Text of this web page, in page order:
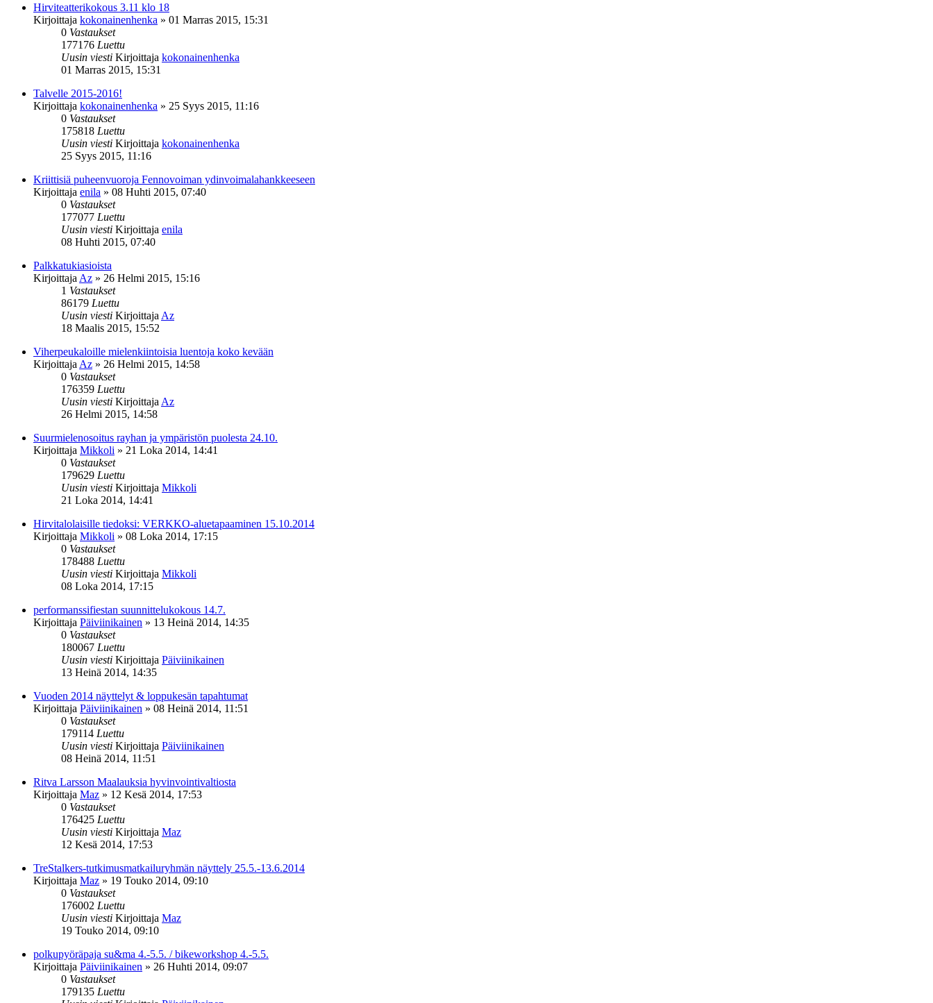
Hirviteatterikokous 3.11 klo 18
Kirjoittaja kokonainenhenka » 01 Marras 2015, 15:31
0 Vastaukset
177176 Luettu
Uusin viesti Kirjoittaja kokonainenhenka
01 Marras 2015, 15:31
Talvelle 2015-2016!
Kirjoittaja kokonainenhenka » 25 Syys 2015, 11:16
0 Vastaukset
175818 Luettu
Uusin viesti Kirjoittaja kokonainenhenka
25 Syys 2015, 11:16
Kriittisiä puheenvuoroja Fennovoiman ydinvoimalahankkeeseen
Kirjoittaja enila » 08 Huhti 2015, 07:40
0 Vastaukset
177077 Luettu
Uusin viesti Kirjoittaja enila
08 Huhti 2015, 07:40
Palkkatukiasioista
Kirjoittaja Az » 26 Helmi 2015, 15:16
1 Vastaukset
86179 Luettu
Uusin viesti Kirjoittaja Az
18 Maalis 2015, 15:52
Viherpeukaloille mielenkiintoisia luentoja koko kevään
Kirjoittaja Az » 26 Helmi 2015, 14:58
0 Vastaukset
176359 Luettu
Uusin viesti Kirjoittaja Az
26 Helmi 2015, 14:58
Suurmielenosoitus rayhan ja ympäristön puolesta 24.10.
Kirjoittaja Mikkoli » 21 Loka 2014, 14:41
0 Vastaukset
179629 Luettu
Uusin viesti Kirjoittaja Mikkoli
21 Loka 2014, 14:41
Hirvitalolaisille tiedoksi: VERKKO-aluetapaaminen 15.10.2014
Kirjoittaja Mikkoli » 08 Loka 2014, 17:15
0 Vastaukset
178488 Luettu
Uusin viesti Kirjoittaja Mikkoli
08 Loka 2014, 17:15
performanssifiestan suunnittelukokous 14.7.
Kirjoittaja Päiviinikainen » 13 Heinä 2014, 14:35
0 Vastaukset
180067 Luettu
Uusin viesti Kirjoittaja Päiviinikainen
13 Heinä 2014, 14:35
Vuoden 2014 näyttelyt & loppukesän tapahtumat
Kirjoittaja Päiviinikainen » 08 Heinä 2014, 11:51
0 Vastaukset
179114 Luettu
Uusin viesti Kirjoittaja Päiviinikainen
08 Heinä 2014, 11:51
Ritva Larsson Maalauksia hyvinvointivaltiosta
Kirjoittaja Maz » 12 Kesä 2014, 17:53
0 Vastaukset
176425 Luettu
Uusin viesti Kirjoittaja Maz
12 Kesä 2014, 17:53
TreStalkers-tutkimusmatkailuryhmän näyttely 25.5.-13.6.2014
Kirjoittaja Maz » 19 Touko 2014, 09:10
0 Vastaukset
176002 Luettu
Uusin viesti Kirjoittaja Maz
19 Touko 2014, 09:10
polkupyöräpaja su&ma 4.-5.5. / bikeworkshop 4.-5.5.
Kirjoittaja Päiviinikainen » 26 Huhti 2014, 09:07
0 Vastaukset
179135 Luettu